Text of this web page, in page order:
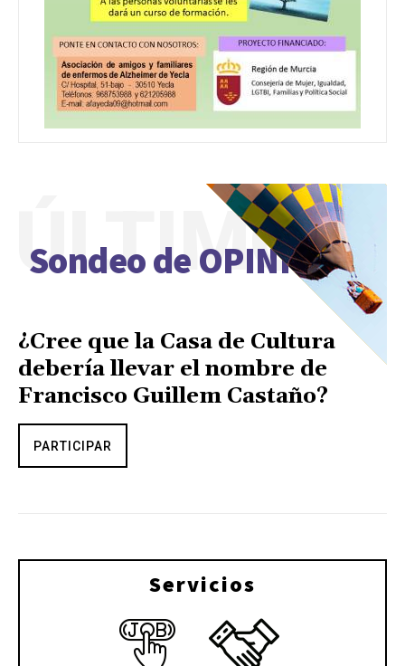
Sondeo de OPINIÓN
ÚLTIMO
¿Cree que la Casa de Cultura
debería llevar el nombre de
Francisco Guillem Castaño?
PARTICIPAR
Servicios